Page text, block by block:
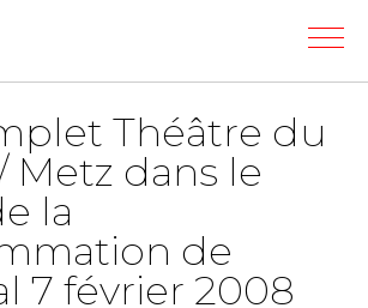
Théâtre du
Metz dans le
la
de
7 février 2008